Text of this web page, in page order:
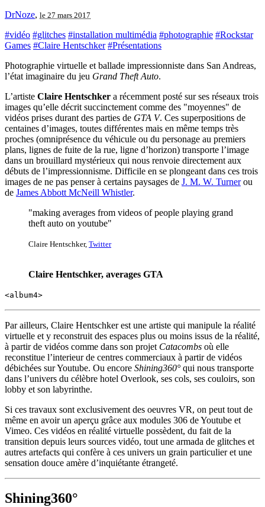
DrNoze, le 27 mars 2017
#vidéo #glitches #installation multimédia #photographie #Rockstar
Games #Claire Hentschker #Présentations
Photographie virtuelle et ballade impressionniste dans San Andreas,
l’état imaginaire du jeu Grand Theft Auto.
L’artiste Claire Hentschker a récemment posté sur ses réseaux trois
images qu’elle décrit succinctement comme des "moyennes" de
vidéos prises durant des parties de GTA V. Ces superpositions de
centaines d’images, toutes différentes mais en même temps très
proches (omniprésence du véhicule ou du personage au premiers
plans, lignes de fuite de la rue, ligne d’horizon) transporte l’image
dans un brouillard mystérieux qui nous renvoie directement aux
débuts de l’impressionnisme. Difficile en se plongeant dans ces trois
images de ne pas penser à certains paysages de J. M. W. Turnerou
de James Abbott McNeill Whistler.
"making averages from videos of people playing grand
theft auto on youtube"
Claire Hentschker, Twitter
Claire Hentschker, averages GTA
<album4>
Par ailleurs, Claire Hentschker est une artiste qui manipule la réalité
virtuelle et y reconstruit des espaces plus ou moins issus de la réalité,
à partir de vidéos comme dans son projet Catacombs où elle
reconstitue l’interieur de centres commerciaux à partir de vidéos
débichées sur Youtube. Ou encore Shining360°qui nous transporte
dans l’univers du célèbre hotel Overlook, ses cols, ses couloirs, son
lobby et son labyrinthe.
Si ces travaux sont exclusivement des oeuvres VR, on peut tout de
même en avoir un aperçu grâce aux modules 306 de Youtube et
Vimeo. Ces vidéos en réalité virtuelle possèdent, du fait de la
transition depuis leurs sources vidéo, tout une armada de glitches et
autres artefacts qui confère à ces univers un grain particulier et une
sensation douce amère d’inquiétante étrangeté.
Shining360°